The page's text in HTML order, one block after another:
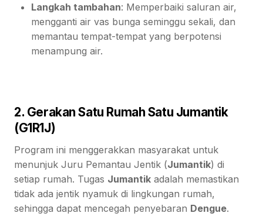
Langkah tambahan: Memperbaiki saluran air,
mengganti air vas bunga seminggu sekali, dan
memantau tempat-tempat yang berpotensi
menampung air.
2. Gerakan Satu Rumah Satu Jumantik
(G1R1J)
Program ini menggerakkan masyarakat untuk
menunjuk Juru Pemantau Jentik (Jumantik) di
setiap rumah. Tugas Jumantik adalah memastikan
tidak ada jentik nyamuk di lingkungan rumah,
sehingga dapat mencegah penyebaran Dengue.